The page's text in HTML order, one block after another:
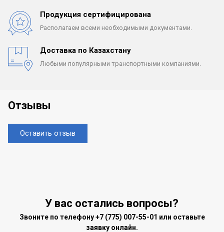
Продукция сертифицирована
Располагаем всеми необходимыми документами.
Доставка по Казахстану
Любыми популярными транспортными компаниями.
Отзывы
Оставить отзыв
У вас остались вопросы?
Звоните по телефону+7 (775) 007-55-01 или оставьте
заявку онлайн.